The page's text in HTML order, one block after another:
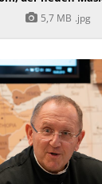
5,7 MB .jpg